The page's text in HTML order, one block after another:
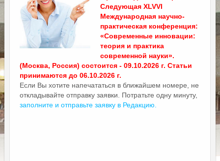
Следующая XLVVI
Международная научно-
практическая конференция:
«Современные инновации:
теория и практика
современной науки».
(Москва, Россия) состоится - 09.10.2026 г. Статьи
принимаются до 06.10.2026 г.
Если Вы хотите напечататься в ближайшем номере, не
откладывайте отправку заявки. Потратьте одну минуту,
заполните и отправьте заявку в Редакцию.